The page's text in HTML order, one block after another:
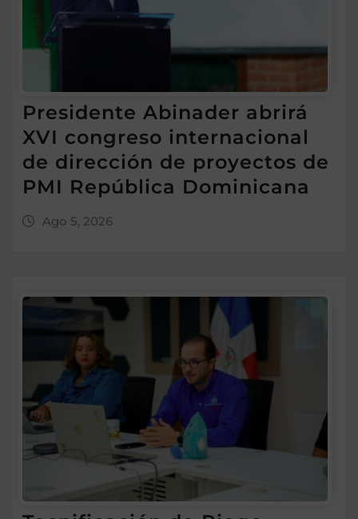
Presidente Abinader abrirá
XVI congreso internacional
de dirección de proyectos de
PMI República Dominicana
Ago 5, 2026